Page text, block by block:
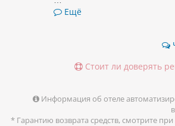
Ещё
Стоит ли доверять
Информация об отеле
* Гарантию возврата средств, смотрите